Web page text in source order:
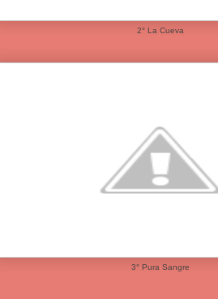
2° La Cueva
3° Pura Sangre